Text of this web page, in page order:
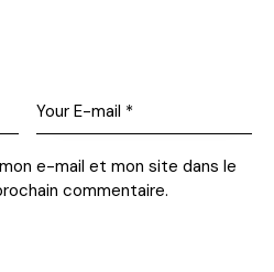
e-mail et mon site dans le
commentaire.